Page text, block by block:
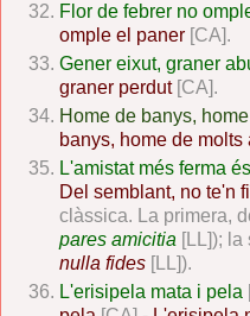
Flor de febrer no
omple el paner [CA].
Gener eixut, graner
graner perdut[CA].
Home de banys,
banys, home de molts
L'amistat més ferma
Del semblant, no te'n
clàssica. La primera,
pares amicitia [LL]); la
nulla fides [LL]).
L'erisipela mata i pela